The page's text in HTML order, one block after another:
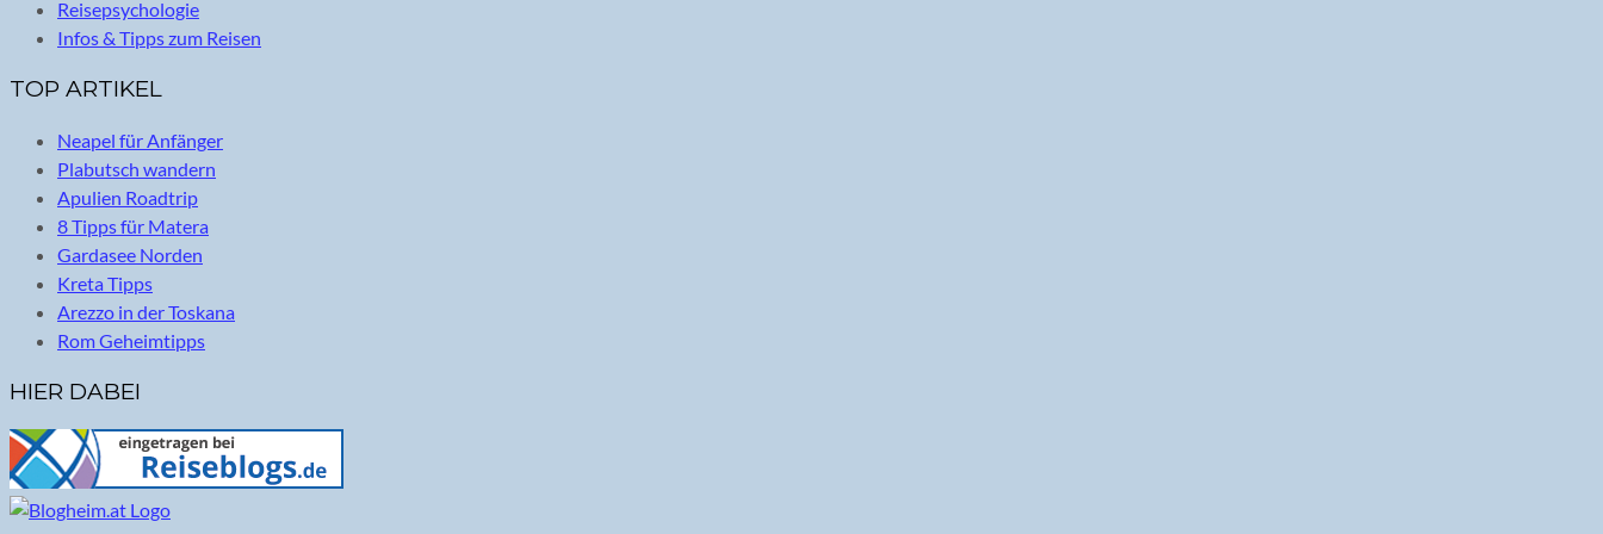
Reisepsychologie
Infos & Tipps zum Reisen
TOP ARTIKEL
Neapel für Anfänger
Plabutsch wandern
Apulien Roadtrip
8 Tipps für Matera
Gardasee Norden
Kreta Tipps
Arezzo in der Toskana
Rom Geheimtipps
HIER DABEI